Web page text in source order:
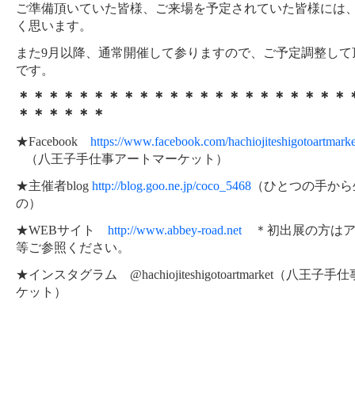
ご準備頂いていた皆様、ご来場を予定されていた皆様には
く思います。
また9月以降、通常開催して参りますので、ご予定調整し
です。
＊＊＊＊＊＊＊＊＊＊＊＊＊＊＊＊＊＊＊＊＊＊
＊＊＊＊＊＊
★Facebook https://www.facebook.com/
（八王子手仕事アートマーケット）
★主催者blog http://blog.goo.ne.jp/coco_5468 （ひとつの手か
の）
★WEBサイト http://www.abbey-road.net＊初出展の方はア
等ご参照ください。
★インスタグラム @hachiojiteshigotoartmarket（八王子手仕
ケット）